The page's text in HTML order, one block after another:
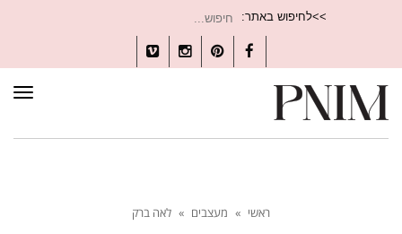
>>לחיפוש באתר:
עבור:
Facebook
Pinterest
Instagram
Vimeo
ראשי » מעצבים » לאה ברק